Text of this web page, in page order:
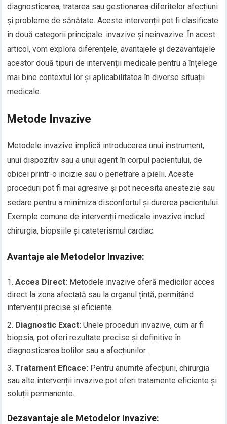
diagnosticarea, tratarea sau gestionarea diferitelor afecțiuni
și probleme de sănătate. Aceste intervenții pot fi clasificate
în două categorii principale: invazive și neinvazive. În acest
articol, vom explora diferențele, avantajele și dezavantajele
acestor două tipuri de intervenții medicale pentru a înțelege
mai bine contextul lor și aplicabilitatea în diverse situații
medicale.
Metode Invazive
Metodele invazive implică introducerea unui instrument,
unui dispozitiv sau a unui agent în corpul pacientului, de
obicei printr-o incizie sau o penetrare a pielii. Aceste
proceduri pot fi mai agresive și pot necesita anestezie sau
sedare pentru a minimiza disconfortul și durerea pacientului.
Exemple comune de intervenții medicale invazive includ
chirurgia, biopsiile și cateterismul cardiac.
Avantaje ale Metodelor Invazive:
Acces Direct: Metodele invazive oferă medicilor acces
direct la zona afectată sau la organul țintă, permițând
intervenții precise și eficiente.
Diagnostic Exact: Unele proceduri invazive, cum ar fi
biopsia, pot oferi rezultate precise și definitive în
diagnosticarea bolilor sau a afecțiunilor.
Tratament Eficace: Pentru anumite afecțiuni, chirurgia
sau alte intervenții invazive pot oferi tratamente eficiente și
soluții permanente.
Dezavantaje ale Metodelor Invazive: